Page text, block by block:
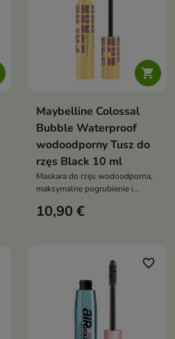

Maybelline Colossal
Bubble Waterproof
wodoodporny Tusz do
rzęs Black 10 ml
Maskara do rzęs wodoodporna,
maksymalne pogrubienie i
grudek, rozmazywania i
10,90 €
favorite_border